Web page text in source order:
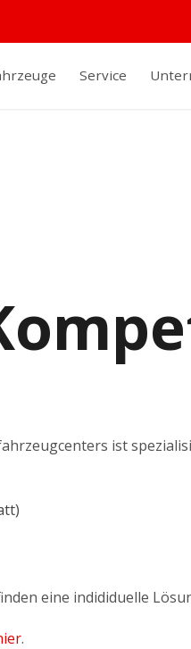
Service
ist
eine indididuelle
.